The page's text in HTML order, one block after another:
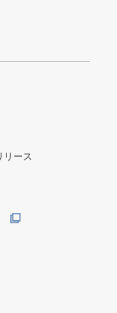
リース